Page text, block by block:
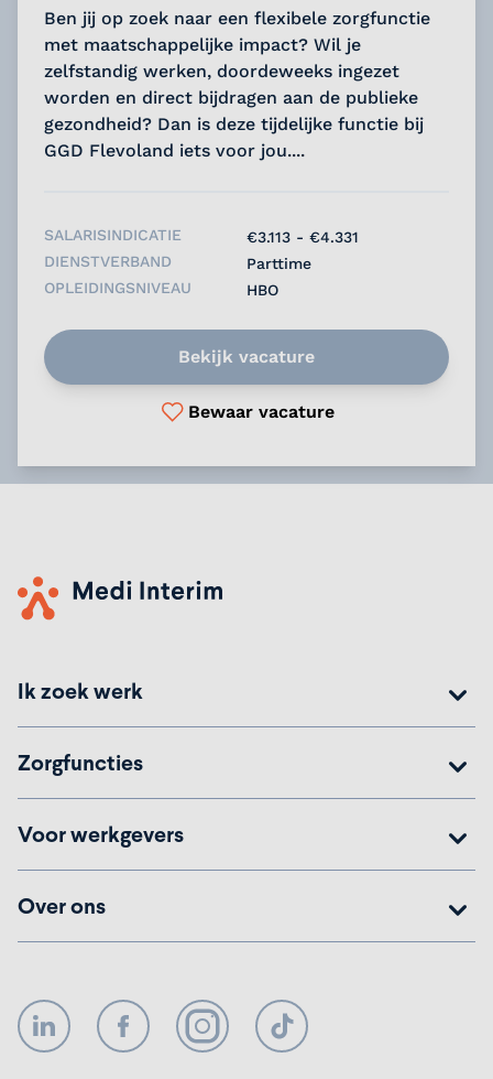
Ben jij op zoek naar een flexibele zorgfunctie
met maatschappelijke impact? Wil je
zelfstandig werken, doordeweeks ingezet
worden en direct bijdragen aan de publieke
gezondheid? Dan is deze tijdelijke functie bij
GGD Flevoland iets voor jou....
SALARISINDICATIE
€3.113 - €4.331
DIENSTVERBAND
Parttime
OPLEIDINGSNIVEAU
HBO
Bekijk vacature
Bewaar vacature
Ik zoek werk
Zorgfuncties
Voor werkgevers
Over ons
LinkedIn FacebookInstagramTikTok